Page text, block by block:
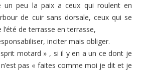
un peu la paix a ceux qui roulent en
de cuir sans dorsale, ceux qui se
de terrasse en terrasse,
inciter mais obliger.
motard » , si il y en a un ce dont je
pas « faites comme moi je dit et je